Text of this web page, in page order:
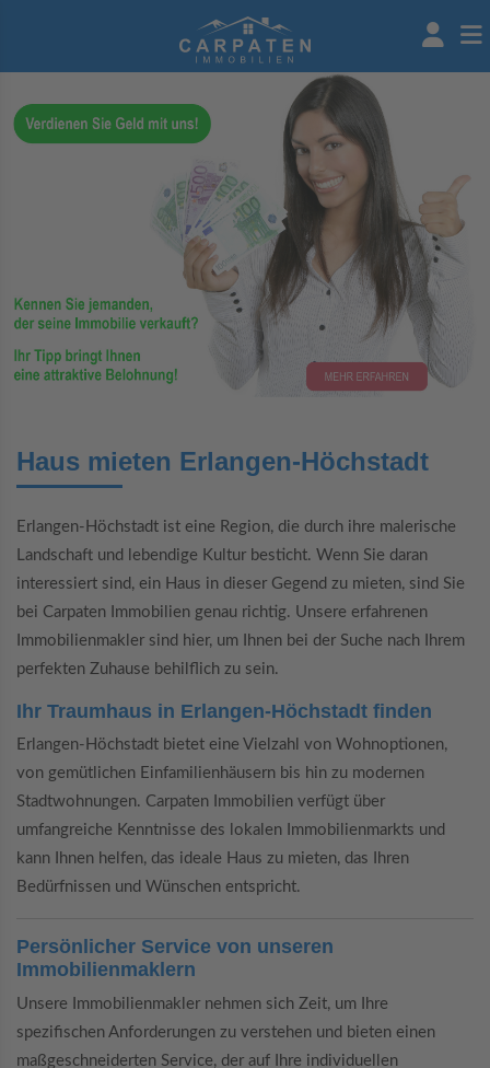
Haus mieten Erlangen-Höchstadt
Erlangen-Höchstadt ist eine Region, die durch ihre malerische
Landschaft und lebendige Kultur besticht. Wenn Sie daran
interessiert sind, ein Haus in dieser Gegend zu mieten, sind Sie
bei Carpaten Immobilien genau richtig. Unsere erfahrenen
Immobilienmakler sind hier, um Ihnen bei der Suche nach Ihrem
perfekten Zuhause behilflich zu sein.
Ihr Traumhaus in Erlangen-Höchstadt finden
Erlangen-Höchstadt bietet eine Vielzahl von Wohnoptionen,
von gemütlichen Einfamilienhäusern bis hin zu modernen
Stadtwohnungen. Carpaten Immobilien verfügt über
umfangreiche Kenntnisse des lokalen Immobilienmarkts und
kann Ihnen helfen, das ideale Haus zu mieten, das Ihren
Bedürfnissen und Wünschen entspricht.
Persönlicher Service von unseren
Immobilienmaklern
Unsere Immobilienmakler nehmen sich Zeit, um Ihre
spezifischen Anforderungen zu verstehen und bieten einen
maßgeschneiderten Service, der auf Ihre individuellen